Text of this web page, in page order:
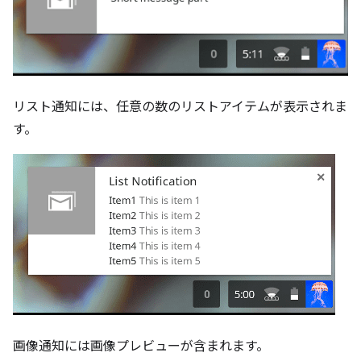
リスト通知には、任意の数のリストアイテムが表示されま
す。
画像通知には画像プレビューが含まれます。